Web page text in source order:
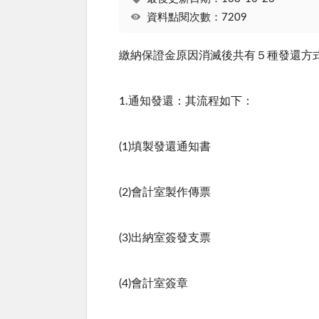
資料點閱次數：7209
繳納保證金原因消滅後共有５種發還方
1.通知發還：其流程如下：
(1)填製發還通知書
(2)會計室製作傳票
(3)出納室簽發支票
(4)會計室簽章